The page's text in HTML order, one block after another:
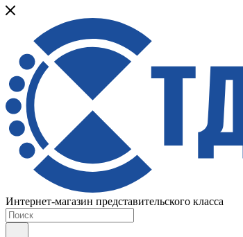
Интернет-магазин представительского класса